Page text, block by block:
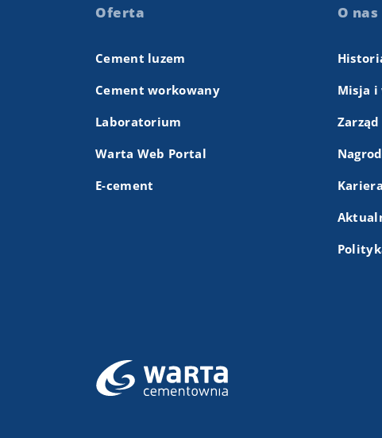
Oferta
Cement luzem
Cement workowany
Laboratorium
Warta Web Portal
E-cement
O nas
Misja i
Zarząd
Kariera